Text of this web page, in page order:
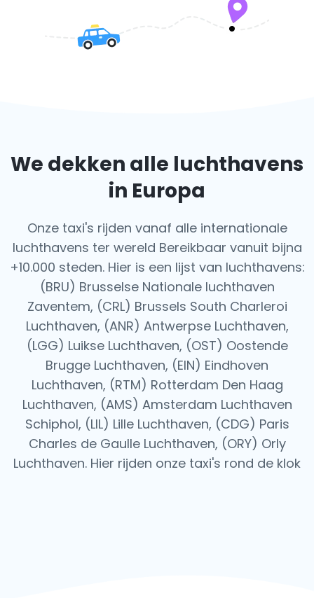
We dekken alle luchthavens
in Europa
Onze taxi's rijden vanaf alle internationale
luchthavens ter wereld Bereikbaar vanuit bijna
+10.000 steden. Hier is een lijst van luchthavens:
(BRU) Brusselse Nationale luchthaven
Zaventem, (CRL) Brussels South Charleroi
Luchthaven, (ANR) Antwerpse Luchthaven,
(LGG) Luikse Luchthaven, (OST) Oostende
Brugge Luchthaven, (EIN) Eindhoven
Luchthaven, (RTM) Rotterdam Den Haag
Luchthaven, (AMS) Amsterdam Luchthaven
Schiphol, (LIL) Lille Luchthaven, (CDG) Paris
Charles de Gaulle Luchthaven, (ORY) Orly
Luchthaven. Hier rijden onze taxi's rond de klok